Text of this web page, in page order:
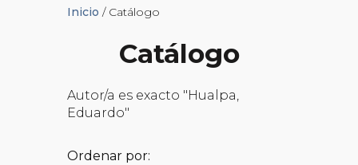
Inicio / Catálogo
Catálogo
Autor/a es exacto "Hualpa,
Eduardo"
Ordenar por: